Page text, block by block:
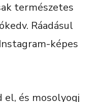
természetes
Ráadásul
képes
és mosolyogj